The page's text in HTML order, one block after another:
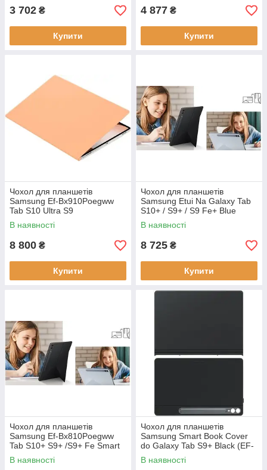
3 702 ₴
Купити
4 877 ₴
Купити
Чохол для планшетів
Samsung Ef-Bx910Poegww
Tab S10 Ultra S9
помаранчевий
(EFBX910POEGWW)
В наявності
8 800 ₴
Купити
Чохол для планшетів
Samsung Etui Na Galaxy Tab
S10+ / S9+ / S9 Fe+ Blue
(EFBX810PLEGWW)
В наявності
8 725 ₴
Купити
Чохол для планшетів
Samsung Ef-Bx810Poegww
Tab S10+ S9+ /S9+ Fe Smart
Book помаранчевий
(EFBX810POEGWW)
В наявності
Чохол для планшетів
Samsung Smart Book Cover
do Galaxy Tab S9+ Black (EF-
BX810PBEGWW)
В наявності